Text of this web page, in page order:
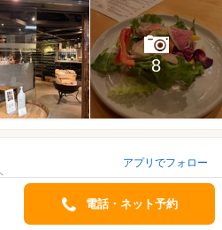
8
アプリでフォロー
電話・ネット予約